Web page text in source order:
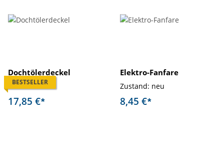
BESTSELLER
Dochtölerdeckel
Zustand: neu
17,85 €*
Elektro-Fanfare
Zustand: neu
8,45 €*